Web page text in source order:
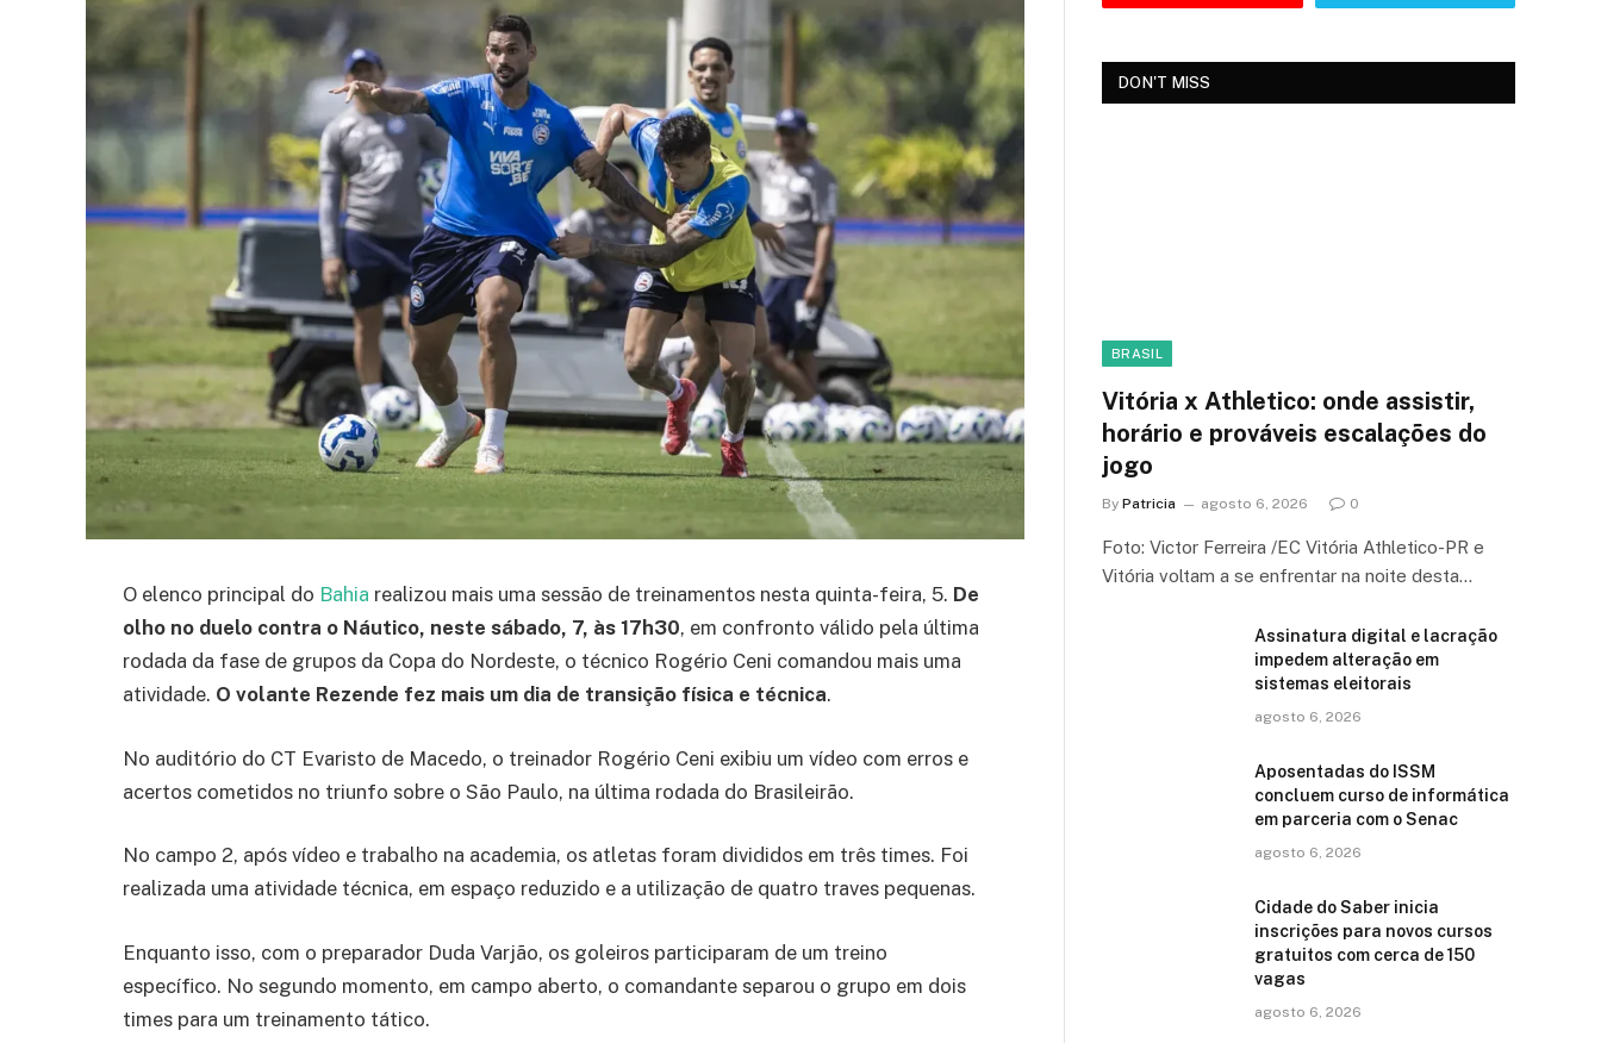
O elenco principal do Bahia realizou mais uma sessão de treinamentos nesta quinta-feira, 5. De
olho no duelo contra o Náutico, neste sábado, 7, às 17h30, em confronto válido pela última
rodada da fase de grupos da Copa do Nordeste, o técnico Rogério Ceni comandou mais uma
atividade. O volante Rezende fez mais um dia de transição física e técnica.
No auditório do CT Evaristo de Macedo, o treinador Rogério Ceni exibiu um vídeo com erros e
acertos cometidos no triunfo sobre o São Paulo, na última rodada do Brasileirão.
No campo 2, após vídeo e trabalho na academia, os atletas foram divididos em três times. Foi
realizada uma atividade técnica, em espaço reduzido e a utilização de quatro traves pequenas.
Enquanto isso, com o preparador Duda Varjão, os goleiros participaram de um treino
específico. No segundo momento, em campo aberto, o comandante separou o grupo em dois
times para um treinamento tático.
DON'T MISS
BRASIL
Vitória x Athletico: onde assistir,
horário e prováveis escalações do
jogo
By Patricia agosto 6, 2026 0
Foto: Victor Ferreira /EC Vitória Athletico-PR e
Vitória voltam a se enfrentar na noite desta…
Assinatura digital e lacração
impedem alteração em
sistemas eleitorais
agosto 6, 2026
Aposentadas do ISSM
concluem curso de informática
em parceria com o Senac
agosto 6, 2026
Cidade do Saber inicia
inscrições para novos cursos
gratuitos com cerca de 150
vagas
agosto 6, 2026